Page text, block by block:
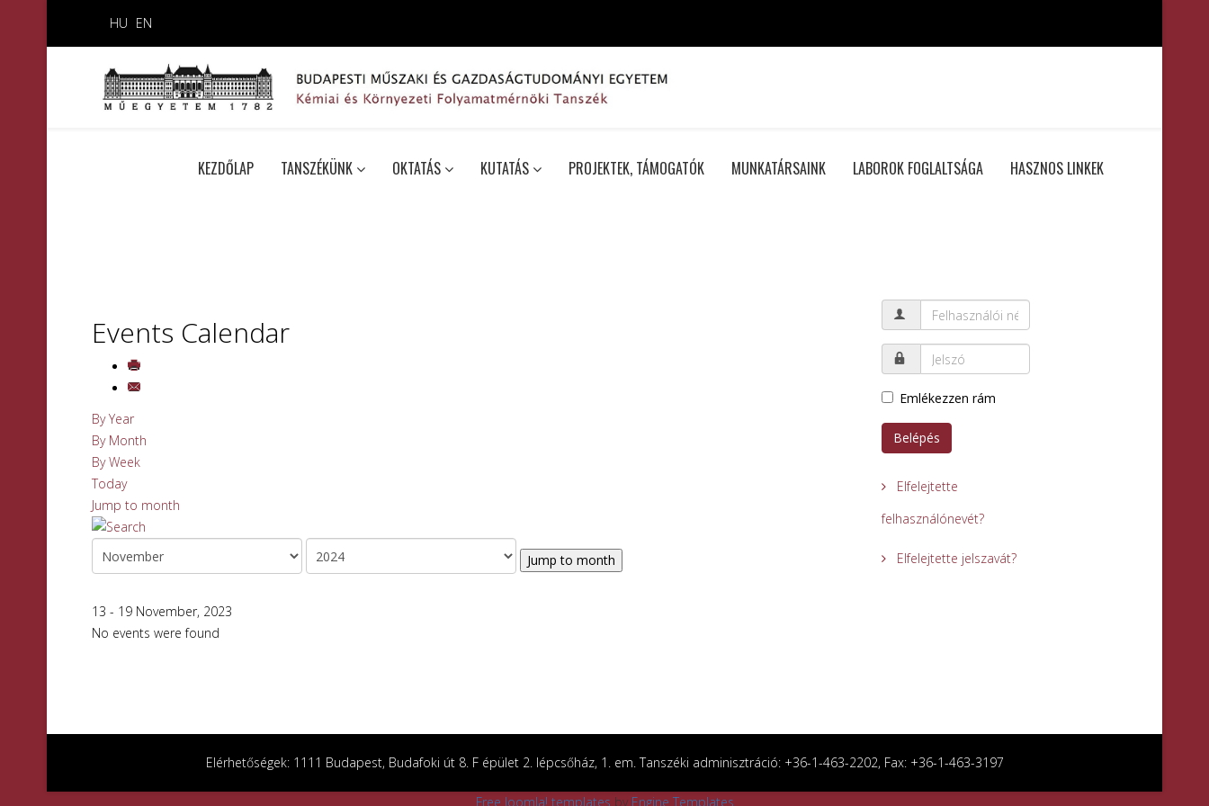
HU EN
KEZDŐLAP TANSZÉKÜNK OKTATÁS KUTATÁS PROJEKTEK, TÁMOGATÓK MUNKATÁRSAINK LABOROK FOGLALTSÁGA HASZNOS LINKEK
Events Calendar
By Year
By Month
By Week
Today
Jump to month
Jump to month
13 - 19 November, 2023
No events were found
Emlékezzen rám
Belépés
Elfelejtette
felhasználónevét?
Elfelejtette jelszavát?
Elérhetőségek: 1111 Budapest, Budafoki út 8. F épület 2. lépcsőház, 1. em. Tanszéki adminisztráció: +36-1-463-2202, Fax: +36-1-463-3197
Free Joomla! templates by Engine Templates